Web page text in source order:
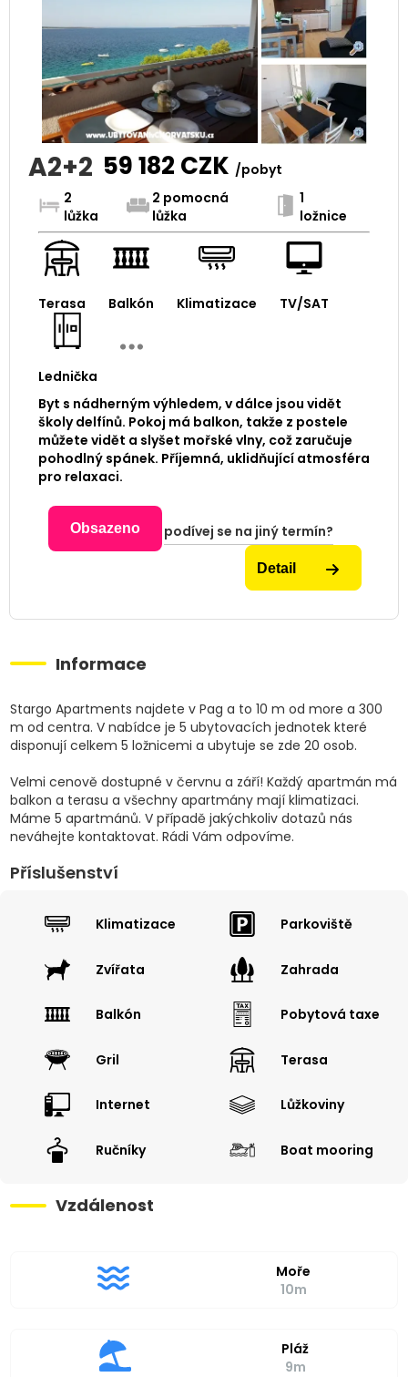
A2+2 59 182 CZK /pobyt
2
lůžka
2 pomocná
lůžka
1
ložnice
Terasa Balkón Klimatizace TV/SAT
Lednička
Byt s nádherným výhledem, v dálce jsou vidět
školy delfínů. Pokoj má balkon, takže z postele
můžete vidět a slyšet mořské vlny, což zaručuje
pohodlný spánek. Příjemná, uklidňující atmosféra
pro relaxaci.
Obsazeno podívej se na jiný termín?
Detail
Informace
Stargo Apartments najdete v Pag a to 10 m od more a 300
m od centra. V nabídce je 5 ubytovacích jednotek které
disponují celkem 5 ložnicemi a ubytuje se zde 20 osob.
Velmi cenově dostupné v červnu a září! Každý apartmán má
balkon a terasu a všechny apartmány mají klimatizaci.
Máme 5 apartmánů. V případě jakýchkoliv dotazů nás
neváhejte kontaktovat. Rádi Vám odpovíme.
Příslušenství
Klimatizace Parkoviště
Zvířata Zahrada
Balkón Pobytová taxe
Gril Terasa
Internet Lůžkoviny
Ručníky Boat mooring
Vzdálenost
Moře
10m
Pláž
9m